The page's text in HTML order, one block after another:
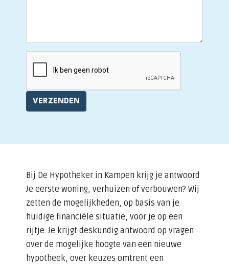
Bij De Hypotheker in Kampen krijg je antwoord
Je eerste woning, verhuizen of verbouwen? Wij
zetten de mogelijkheden, op basis van je
huidige financiële situatie, voor je op een
rijtje. Je krijgt deskundig antwoord op vragen
over de mogelijke hoogte van een nieuwe
hypotheek, over keuzes omtrent een